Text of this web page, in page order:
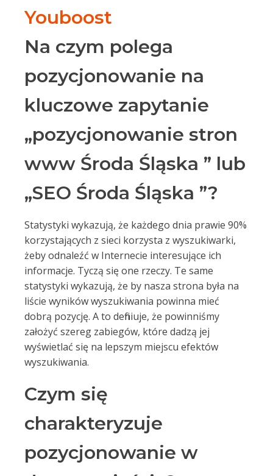
Youboost
Na czym polega
pozycjonowanie na
kluczowe zapytanie
„pozycjonowanie stron
www Środa Śląska ” lub
„SEO Środa Śląska ”?
Statystyki wykazują, że każdego dnia prawie 90%
korzystających z sieci korzysta z wyszukiwarki,
żeby odnaleźć w Internecie interesujące ich
informacje. Tyczą się one rzeczy. Te same
statystyki wykazują, że by nasza strona była na
liście wyników wyszukiwania powinna mieć
dobrą pozycję. A to definiuje, że powinniśmy
założyć szereg zabiegów, które dadzą jej
wyświetlać się na lepszym miejscu efektów
wyszukiwania.
Czym się
charakteryzuje
pozycjonowanie w